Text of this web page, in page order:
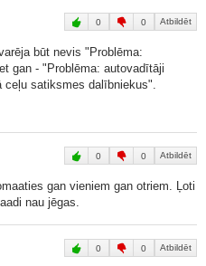
0 0 Atbildēt
būt nevis "Problēma:
gan - "Problēma: autovadītāji
ceļu satiksmes dalībniekus".
0 0 Atbildēt
gan vieniem gan otriem. Ļoti
nau jēgas.
0 0 Atbildēt